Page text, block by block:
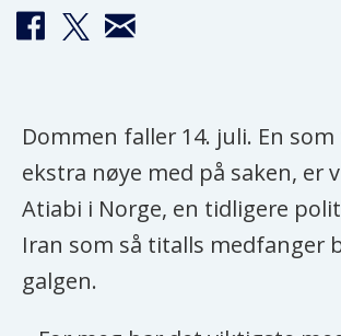
Dommen faller 14. juli. En
ekstra nøye med på saken, er
Atiabi i Norge, en tidligere
Iran som så titalls medfanger
galgen.